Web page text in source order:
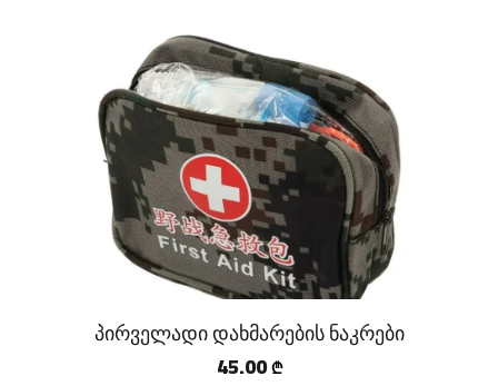
პირველადი დახმარების ნაკრები
45.00 ₾